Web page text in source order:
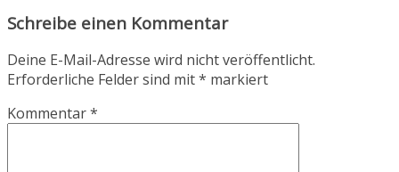
Schreibe einen Kommentar
Deine E-Mail-Adresse wird nicht veröffentlicht.
Erforderliche Felder sind mit* markiert
Kommentar*